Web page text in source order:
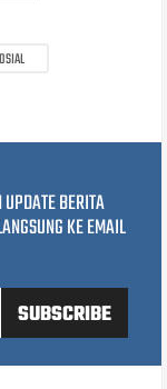
BERITA
KE EMAIL